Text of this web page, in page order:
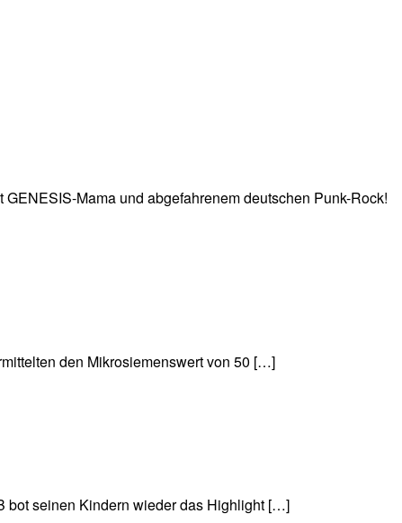
Mama und abgefahrenem deutschen Punk-Rock!
den Mikrosiemenswert von 50 […]
bot seinen Kindern wieder das Highlight […]